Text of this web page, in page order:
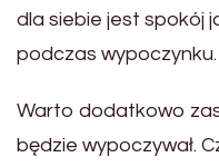
dla siebie jest spokój
podczas wypoczynku.
Warto dodatkowo
będzie wypoczywał.